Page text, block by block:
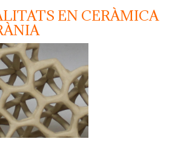
EN CERÀMICA